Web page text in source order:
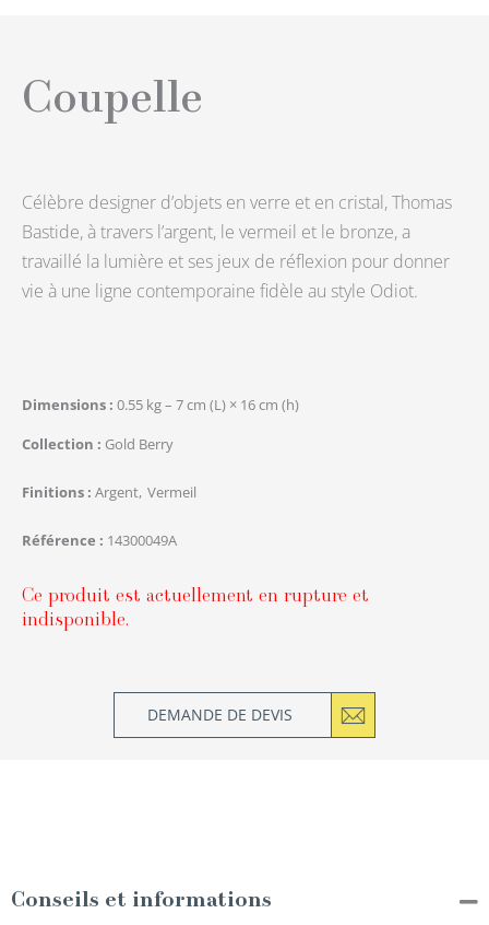
Coupelle
Célèbre designer d’objets en verre et en cristal, Thomas
Bastide, à travers l’argent, le vermeil et le bronze, a
travaillé la lumière et ses jeux de réflexion pour donner
vie à une ligne contemporaine fidèle au style Odiot.
Dimensions 0.55 kg – 7 cm (L) × 16 cm (h)
Collection
Gold Berry
Finitions Argent Vermeil
Référence 14300049A
Ce produit est actuellement en rupture et
indisponible.
DEMANDE DE DEVIS
Conseils et informations